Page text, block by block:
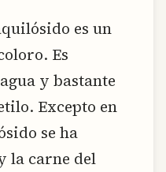
es un
Es
y bastante
Excepto en
se ha
la carne del